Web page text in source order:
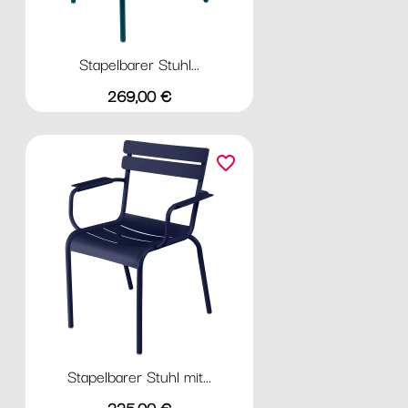
Stapelbarer Stuhl...
Preis
269,00 €
Stapelbarer Stuhl mit...
favorite_border